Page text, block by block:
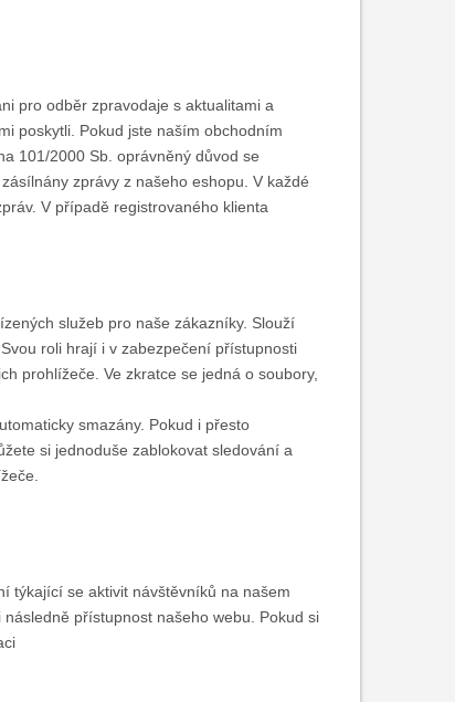
pro odběr zpravodaje s aktualitami a
poskytli. Pokud jste naším obchodním
101/2000 Sb. oprávněný důvod se
zprávy z našeho eshopu. V každé
V případě registrovaného klienta
služeb pro naše zákazníky. Slouží
roli hrají i v zabezpečení přístupnosti
prohlížeče. Ve zkratce se jedná o soubory,
smazány. Pokud i přesto
si jednoduše zablokovat sledování a
týkající se aktivit návštěvníků na našem
přístupnost našeho webu. Pokud si